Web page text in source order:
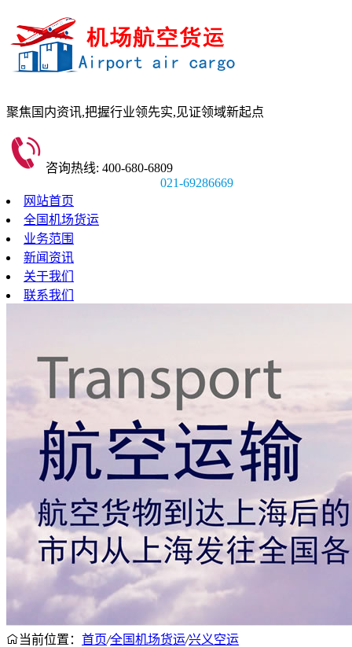
聚焦国内资讯,把握行业领先实,见证领域新起点
咨询热线: 400-680-6809
021-69286669
网站首页
全国机场货运
业务范围
新闻资讯
关于我们
联系我们
当前位置： 首页/全国机场货运/兴义空运